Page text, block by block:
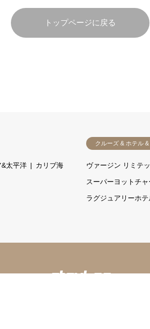
トップページに戻る
太平洋 カリブ海
クルーズ & ホテル
ヴァージン リミテ
スーパーヨットチャ
ラグジュアリーホテ